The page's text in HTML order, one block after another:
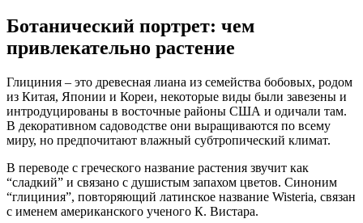
Ботанический портрет: чем
привлекательно растение
Глициния – это древесная лиана из семейства бобовых, родом
из Китая, Японии и Кореи, некоторые виды были завезены и
интродуцированы в восточные районы США и одичали там.
В декоративном садоводстве они выращиваются по всему
миру, но предпочитают влажный субтропический климат.
В переводе с греческого название растения звучит как
“сладкий” и связано с душистым запахом цветов. Синоним
“глициния”, повторяющий латинское название Wisteria, связан
с именем американского ученого К. Вистара.